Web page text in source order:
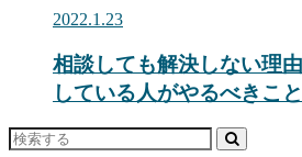
2022.1.23
相談しても解決しない理
している人がやるべきこと